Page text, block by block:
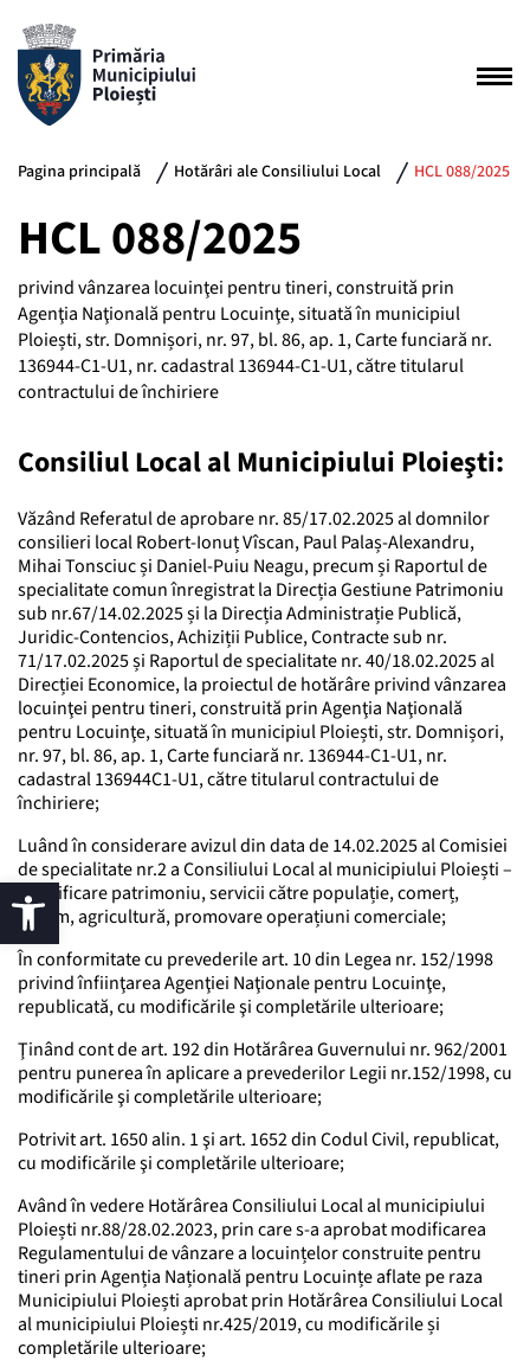
Pagina principală Hotărâri ale Consiliului Local HCL 088/2025
HCL 088/2025
privind vânzarea locuinţei pentru tineri, construită prin
Agenţia Naţională pentru Locuinţe, situată în municipiul
Ploiești, str. Domnișori, nr. 97, bl. 86, ap. 1, Carte funciară nr.
136944-C1-U1, nr. cadastral 136944-C1-U1, către titularul
contractului de închiriere
Consiliul Local al Municipiului Ploieşti:
Văzând Referatul de aprobare nr. 85/17.02.2025 al domnilor
consilieri local Robert-Ionuț Vîscan, Paul Palaș-Alexandru,
Mihai Tonsciuc și Daniel-Puiu Neagu, precum și Raportul de
specialitate comun înregistrat la Direcția Gestiune Patrimoniu
sub nr.67/14.02.2025 și la Direcția Administrație Publică,
Juridic-Contencios, Achiziții Publice, Contracte sub nr.
71/17.02.2025 și Raportul de specialitate nr. 40/18.02.2025 al
Direcției Economice, la proiectul de hotărâre privind vânzarea
locuinţei pentru tineri, construită prin Agenţia Naţională
pentru Locuinţe, situată în municipiul Ploiești, str. Domnișori,
nr. 97, bl. 86, ap. 1, Carte funciară nr. 136944-C1-U1, nr.
cadastral 136944C1-U1, către titularul contractului de
închiriere;
Luând în considerare avizul din data de 14.02.2025 al Comisiei
de specialitate nr.2 a Consiliului Local al municipiului Ploiești –
valorificare patrimoniu, servicii către populație, comerț,
turism, agricultură, promovare operațiuni comerciale;
În conformitate cu prevederile art. 10 din Legea nr. 152/1998
privind înfiinţarea Agenţiei Naţionale pentru Locuinţe,
republicată, cu modificările şi completările ulterioare;
Ţinând cont de art. 192 din Hotărârea Guvernului nr. 962/2001
pentru punerea în aplicare a prevederilor Legii nr.152/1998, cu
modificările şi completările ulterioare;
Potrivit art. 1650 alin. 1 şi art. 1652 din Codul Civil, republicat,
cu modificările şi completările ulterioare;
Având în vedere Hotărârea Consiliului Local al municipiului
Ploiești nr.88/28.02.2023, prin care s-a aprobat modificarea
Regulamentului de vânzare a locuințelor construite pentru
tineri prin Agenția Națională pentru Locuințe aflate pe raza
Municipiului Ploiești aprobat prin Hotărârea Consiliului Local
al municipiului Ploiești nr.425/2019, cu modificările și
completările ulterioare;